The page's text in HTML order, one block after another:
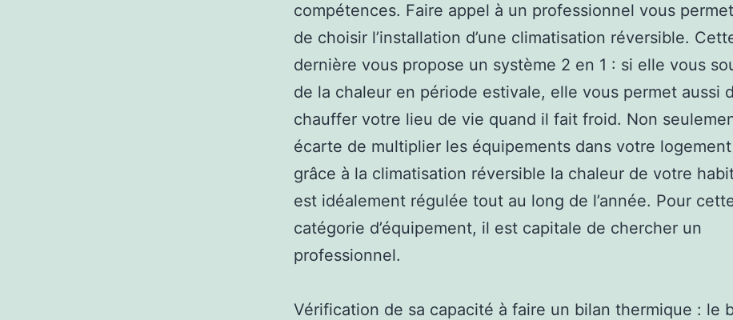
compétences. Faire appel à un professionnel vous
de choisir l’installation d’une climatisation réversible.
dernière vous propose un système 2 en 1 : si elle vous
de la chaleur en période estivale, elle vous permet aussi
chauffer votre lieu de vie quand il fait froid. Non
écarte de multiplier les équipements dans votre
grâce à la climatisation réversible la chaleur de votre
est idéalement régulée tout au long de l’année. Pour
catégorie d’équipement, il est capitale de chercher un
professionnel.
Vérification de sa capacité à faire un bilan thermique : le